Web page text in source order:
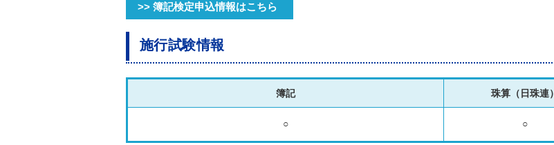
>> 簿記検定申込情報はこちら
施行試験情報
簿記 珠算（日珠連）
○ ○